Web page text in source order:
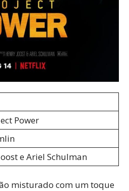
Power
e Ariel Schulman
misturado com um toque